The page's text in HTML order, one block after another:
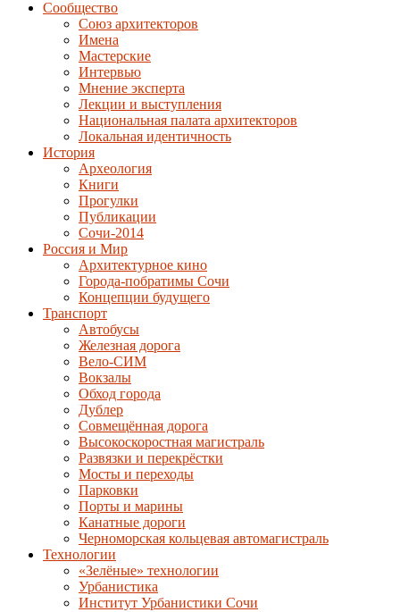
Сообщество
Союз архитекторов
Имена
Мастерские
Интервью
Мнение эксперта
Лекции и выступления
Национальная палата архитекторов
Локальная идентичность
История
Археология
Книги
Прогулки
Публикации
Сочи-2014
Россия и Мир
Архитектурное кино
Города-побратимы Сочи
Концепции будущего
Транспорт
Автобусы
Железная дорога
Вело-СИМ
Вокзалы
Обход города
Дублер
Совмещённая дорога
Высокоскоростная магистраль
Развязки и перекрёстки
Мосты и переходы
Парковки
Порты и марины
Канатные дороги
Черноморская кольцевая автомагистраль
Технологии
«Зелёные» технологии
Урбанистика
Институт Урбанистики Сочи